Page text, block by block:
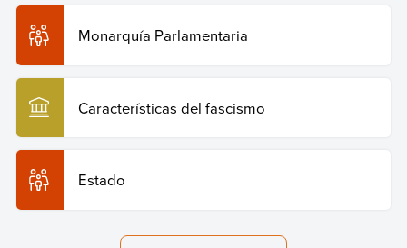
Monarquía Parlamentaria
Características del fascismo
Estado